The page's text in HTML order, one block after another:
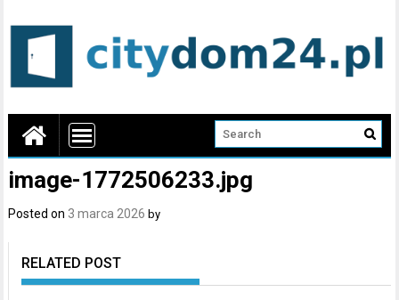
image-1772506233.jpg
Posted on 3 marca 2026 by
RELATED POST